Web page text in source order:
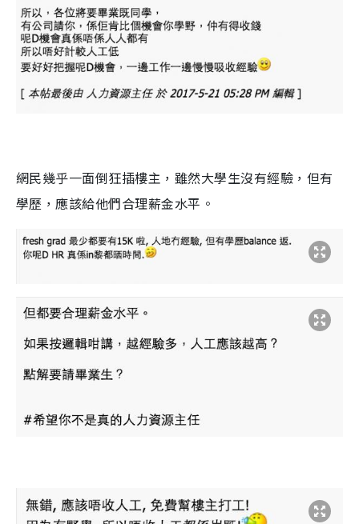
網民幾乎一面倒狂插樓主，雖然大學生沒有經驗，但有
學歷，應該給他們合理薪金水平。